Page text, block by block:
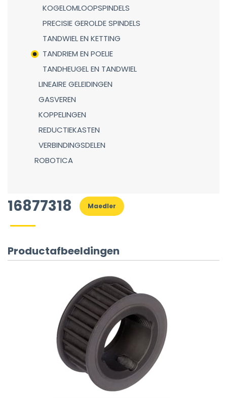
KOGELOMLOOPSPINDELS
PRECISIE GEROLDE SPINDELS
TANDWIEL EN KETTING
TANDRIEM EN POELIE
TANDHEUGEL EN TANDWIEL
LINEAIRE GELEIDINGEN
GASVEREN
KOPPELINGEN
REDUCTIEKASTEN
VERBINDINGSDELEN
ROBOTICA
16877318 Maedler
Productafbeeldingen